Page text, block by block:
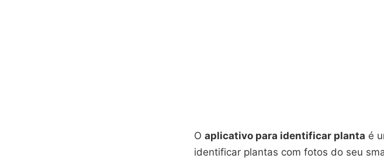
O aplicativo para identificar planta é
identificar plantas com fotos do seu